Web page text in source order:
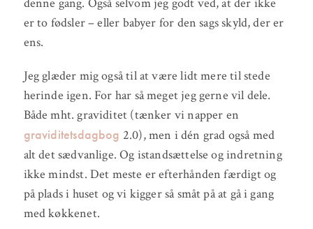
denne gang. Også selvom jeg godt ved, at der ikke
er to fødsler – eller babyer for den sags skyld, der er
ens.
Jeg glæder mig også til at være lidt mere til stede
herinde igen. For har så meget jeg gerne vil dele.
Både mht. graviditet (tænker vi napper en
graviditetsdagbog 2.0), men i dén grad også med
alt det sædvanlige. Og istandsættelse og indretning
ikke mindst. Det meste er efterhånden færdigt og
på plads i huset og vi kigger så småt på at gå i gang
med køkkenet.